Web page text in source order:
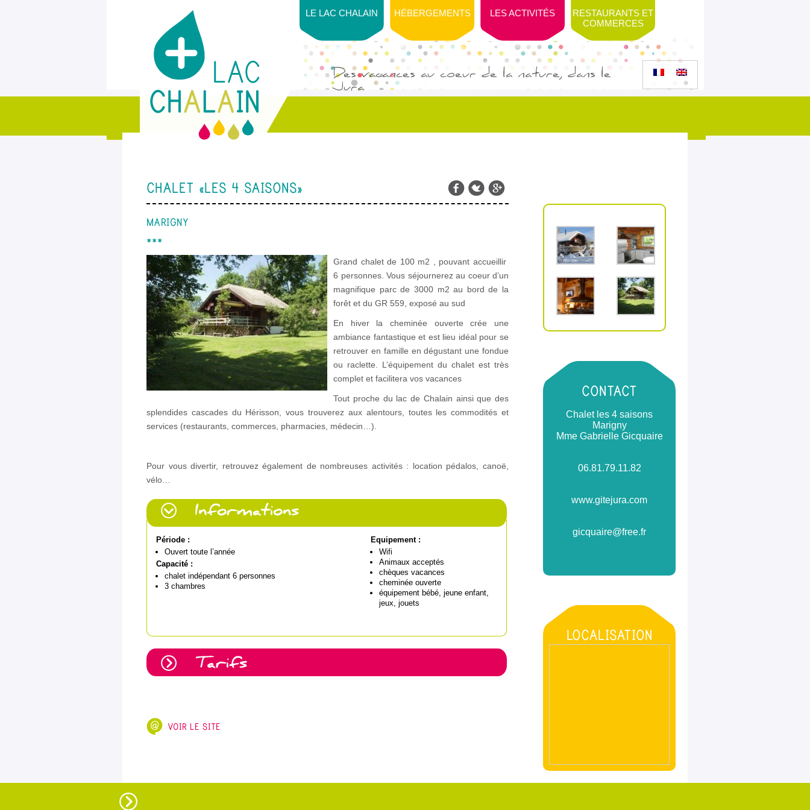
LE LAC CHALAIN HÉBERGEMENTS LES ACTIVITÉS
RESTAURANTS ET
COMMERCES
Des vacances au coeur de la nature, dans le
Jura
CHALET « LES 4 SAISONS »
MARIGNY
***
Grand chalet de 100 m2 , pouvant accueillir
6 personnes. Vous séjournerez au coeur d’un
magnifique parc de 3000 m2 au bord de la
forêt et du GR 559, exposé au sud
En hiver la cheminée ouverte crée une
ambiance fantastique et est lieu idéal pour se
retrouver en famille en dégustant une fondue
ou raclette. L’équipement du chalet est très
complet et facilitera vos vacances
Tout proche du lac de Chalain ainsi que des
splendides cascades du Hérisson, vous trouverez aux alentours, toutes les commodités et
services (restaurants, commerces, pharmacies, médecin…).
Pour vous divertir, retrouvez également de nombreuses activités : location pédalos, canoë,
vélo…
Période :
Ouvert toute l’année
Capacité :
chalet indépendant 6 personnes
3 chambres
Equipement :
Wifi
Animaux acceptés
chèques vacances
cheminée ouverte
équipement bébé, jeune enfant,
jeux, jouets
VOIR LE SITE
CONTACT
Chalet les 4 saisons
Marigny
Mme Gabrielle Gicquaire
06.81.79.11.82
www.gitejura.com
gicquaire@free.fr
LOCALISATION